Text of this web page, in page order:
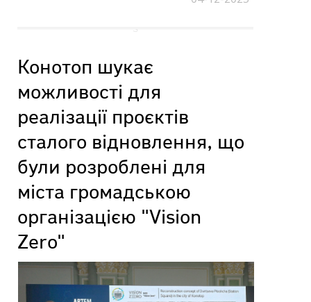
Конотоп шукає
можливості для
реалізації проєктів
сталого відновлення, що
були розроблені для
міста громадською
організацією "Vision
Zero"